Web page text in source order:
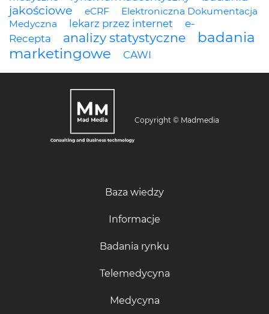
jakościowe
eCRF
Elektroniczna Dokumentacja
Medyczna
lekarz przez internet
e-
Recepta
analizy statystyczne
badania
marketingowe
CAWI
Copyright © Madmedia
Baza wiedzy
Informacje
Badania rynku
Telemedycyna
Medycyna